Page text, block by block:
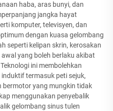
haba, aras bunyi, dan
jangka hayat
komputer, televisyen, dan
dengan kuasa gelombang
seperti kelipan skrin, kerosakan
yang boleh berlaku akibat
ini membolehkan
termasuk peti sejuk,
bermotor yang mungkin tidak
menggunakan penyebalik
gelombang sinus tulen